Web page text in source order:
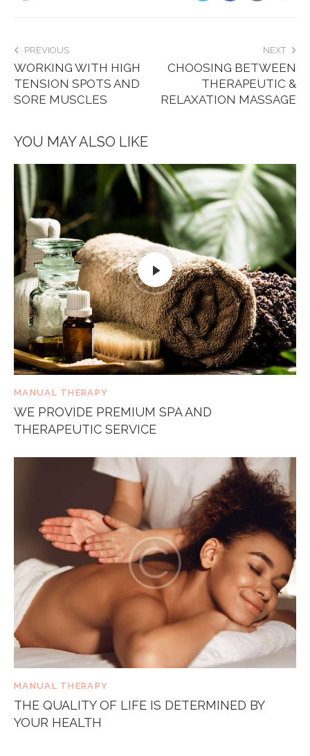
PREVIOUS
WORKING WITH HIGH
TENSION SPOTS AND
SORE MUSCLES
NEXT
CHOOSING BETWEEN
THERAPEUTIC &
RELAXATION MASSAGE
YOU MAY ALSO LIKE
MANUAL THERAPY
WE PROVIDE PREMIUM SPA AND
THERAPEUTIC SERVICE
MANUAL THERAPY
THE QUALITY OF LIFE IS DETERMINED BY
YOUR HEALTH